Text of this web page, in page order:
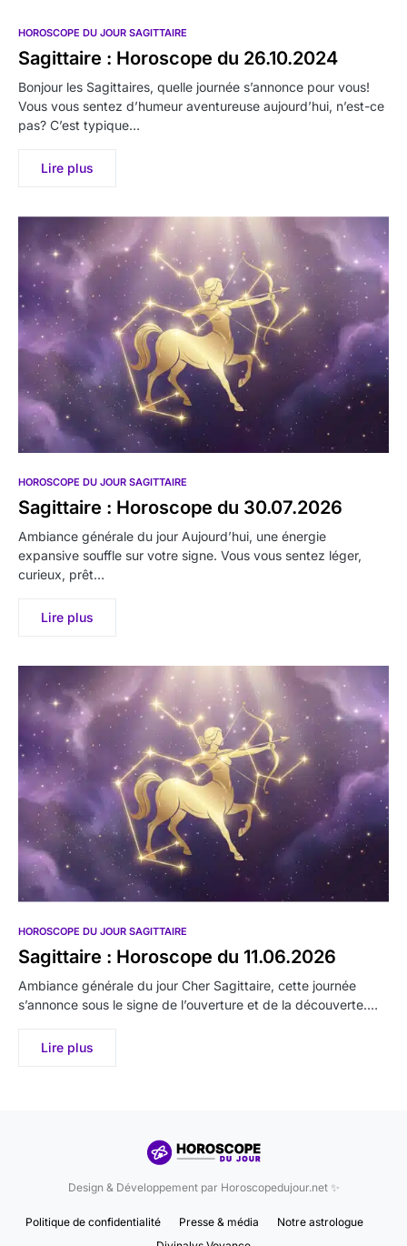
HOROSCOPE DU JOUR SAGITTAIRE
Sagittaire : Horoscope du 26.10.2024
Bonjour les Sagittaires, quelle journée s’annonce pour vous!
Vous vous sentez d’humeur aventureuse aujourd’hui, n’est-ce
pas? C’est typique…
Lire plus
HOROSCOPE DU JOUR SAGITTAIRE
Sagittaire : Horoscope du 30.07.2026
Ambiance générale du jour Aujourd’hui, une énergie
expansive souffle sur votre signe. Vous vous sentez léger,
curieux, prêt…
Lire plus
HOROSCOPE DU JOUR SAGITTAIRE
Sagittaire : Horoscope du 11.06.2026
Ambiance générale du jour Cher Sagittaire, cette journée
s’annonce sous le signe de l’ouverture et de la découverte.…
Lire plus
Design & Développement par Horoscopedujour.net ✨
Politique de confidentialité Presse & média
Notre astrologue